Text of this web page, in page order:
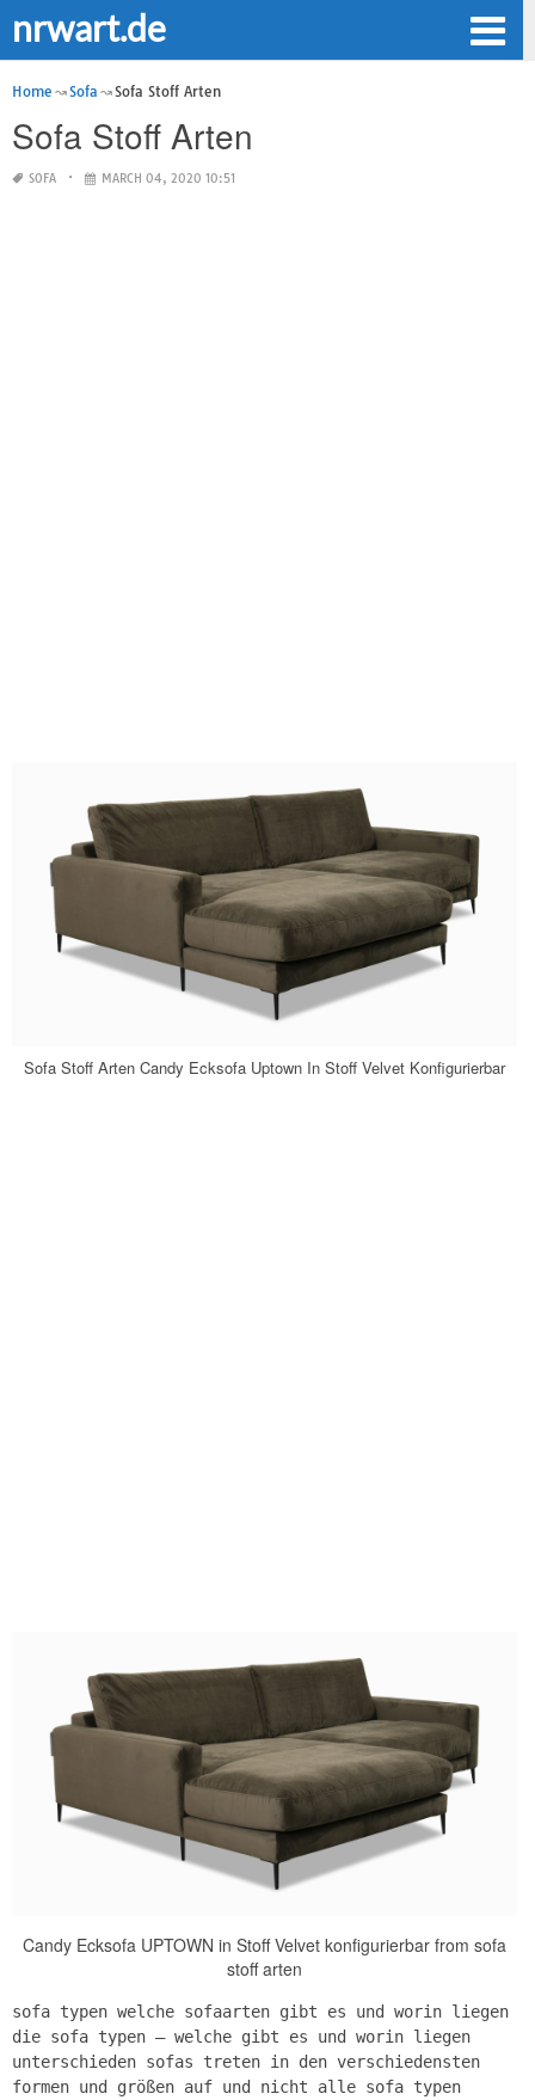
nrwart.de
Home Sofa Sofa Stoff Arten
Sofa Stoff Arten
SOFA MARCH 04, 2020 10:51
Sofa Stoff Arten Candy Ecksofa Uptown In Stoff Velvet Konfigurierbar
Candy Ecksofa UPTOWN in Stoff Velvet konfigurierbar from sofa
stoff arten
sofa typen welche sofaarten gibt es und worin liegen
die sofa typen – welche gibt es und worin liegen
unterschieden sofas treten in den verschiedensten
formen und größen auf und nicht alle sofa typen